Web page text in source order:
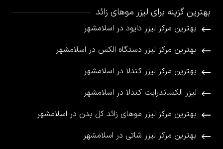
بهترین گزینه برای لیزر موهای زائد
بهترین مرکز لیزر دایود در اسلامشهر
بهترین مرکز لیزر دستگاه الکس در اسلامشهر
بهترین مرکز لیزر کندلا در اسلامشهر
لیزر الکساندرایت کندلا در اسلامشهر
بهترین مرکز لیزر موهای زائد کل بدن در اسلامشهر
بهترین مرکز لیزر شاتی در اسلامشهر